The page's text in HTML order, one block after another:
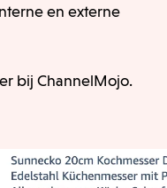
en externe
bij ChannelMojo.